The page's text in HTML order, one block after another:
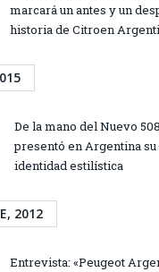
marcará un antes y un
historia de Citroen
De la mano del Nuevo
presentó en Argentina su
identidad estilística
2012
Entrevista: «Peugeot